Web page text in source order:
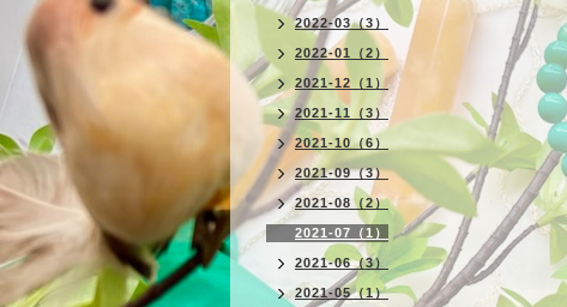
2022-03（3）
2022-01（2）
2021-12（1）
2021-11（3）
2021-10（6）
2021-09（3）
2021-08（2）
2021-07（1）
2021-06（3）
2021-05（1）